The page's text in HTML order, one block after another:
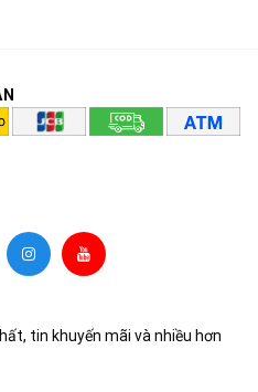
tin khuyến mãi và nhiều hơn